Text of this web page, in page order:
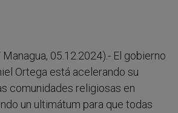
05.12.2024).- El gobierno
Ortega está acelerando su
comunidades religiosas en
un ultimátum para que todas